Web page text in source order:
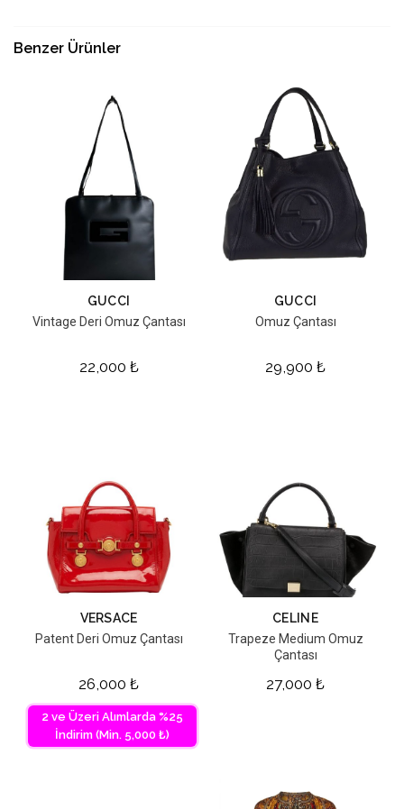
Benzer Ürünler
GUCCI
Vintage Deri Omuz Çantası
22,000 ₺
GUCCI
Omuz Çantası
29,900 ₺
VERSACE
Patent Deri Omuz Çantası
26,000 ₺
2 ve Üzeri Alımlarda %25
İndirim (Min. 5,000 ₺)
CELINE
Trapeze Medium Omuz
Çantası
27,000 ₺